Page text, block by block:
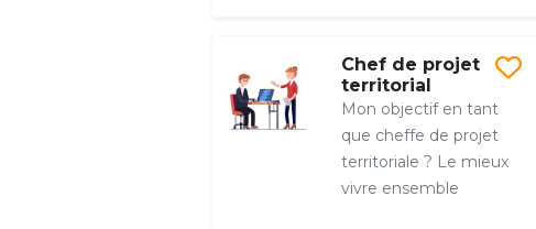
Chef de projet
territorial
Mon objectif en tant
que cheffe de projet
territoriale ? Le mieux
vivre ensemble